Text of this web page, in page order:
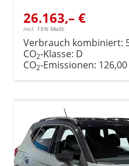
26.163,– €
incl. 19% MwSt.
Verbrauch kombiniert:
CO2-Klasse: D
CO2-Emissionen: